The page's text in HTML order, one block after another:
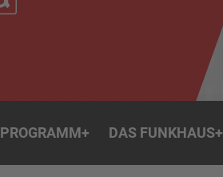
PROGRAMM+ DAS FUNKHAUS+